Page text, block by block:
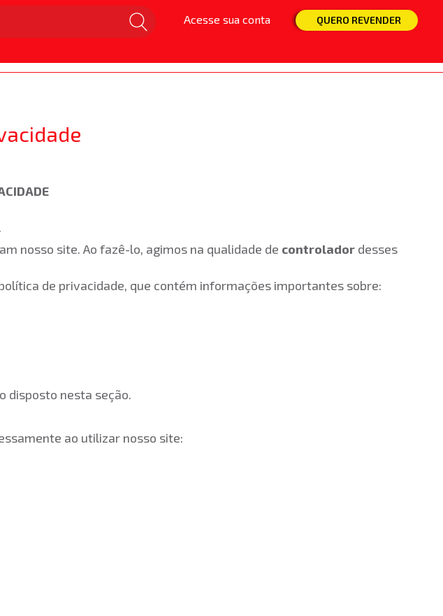
Acesse sua conta QUERO REVENDER
Empate, Giradores e Snaps Isca Linha Molinete
nosso site. Ao fazê-lo, agimos na qualidade de controlador desses
de privacidade, que contém informações importantes sobre:
disposto nesta seção.
ao utilizar nosso site: